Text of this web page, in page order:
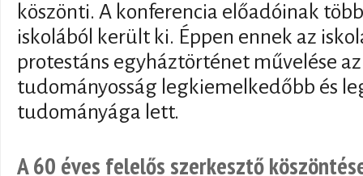
köszönti. A konferencia előadóinak
iskolából került ki. Éppen ennek az
protestáns egyháztörténet művelése
tudományosság legkiemelkedőbb és
tudományága lett.
A 60 éves felelős szerkesztő